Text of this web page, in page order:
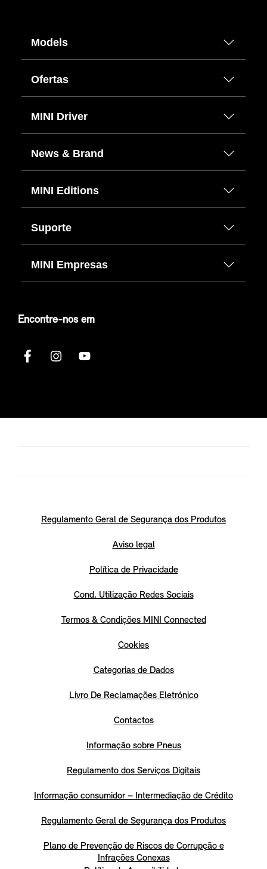
Models
Ofertas
MINI Driver
News & Brand
MINI Editions
Suporte
MINI Empresas
Encontre-nos em
Regulamento Geral de Segurança dos Produtos
Aviso legal
Política de Privacidade
Cond. Utilização Redes Sociais
Termos & Condições MINI Connected
Cookies
Categorias de Dados
Livro De Reclamações Eletrónico
Contactos
Informação sobre Pneus
Regulamento dos Serviços Digitais
Informação consumidor – Intermediação de Crédito
Regulamento Geral de Segurança dos Produtos
Plano de Prevenção de Riscos de Corrupção e
Infrações Conexas